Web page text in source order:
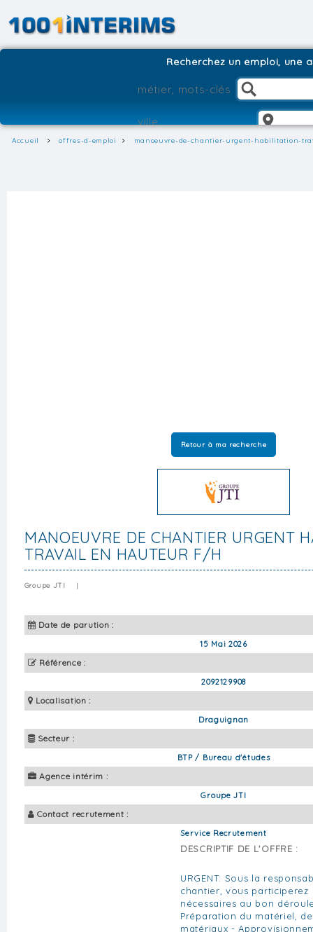
Recherchez un emploi, une
Accueil offres-d-emploi manoeuvre-de-chantier-urgent-habilitation-
Retour à ma recherche
MANOEUVRE DE CHANTIER URGENT
TRAVAIL EN HAUTEUR F/H
Groupe JTI |
Date de parution :
15 Mai 2026
Référence :
2092129908
Localisation :
Draguignan
Secteur :
BTP / Bureau d'études
Agence intérim :
Groupe JTI
Contact recrutement :
Service Recrutement
DESCRIPTIF DE L'OFFRE :
URGENT: Sous la
chantier, vous
nécessaires au bon
Préparation du matériel,
matériaux -